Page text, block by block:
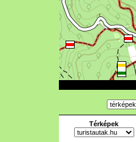
Térképek